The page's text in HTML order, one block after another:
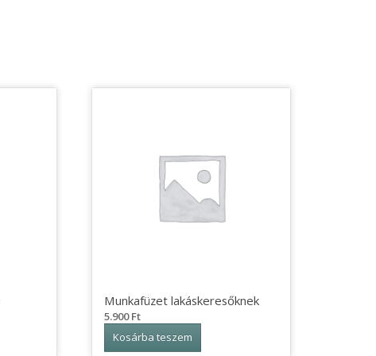
Munkafüzet lakáskeresőknek
5.900Ft
Kosárba teszem